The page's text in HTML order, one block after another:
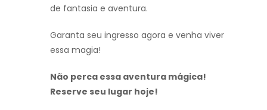
de fantasia e aventura.
Garanta seu ingresso agora e venha viver
essa magia!
Não perca essa aventura mágica!
Reserve seu lugar hoje!